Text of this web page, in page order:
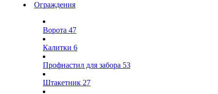
Ограждения
Ворота 47
Калитки 6
Профнастил для забора 53
Штакетник 27